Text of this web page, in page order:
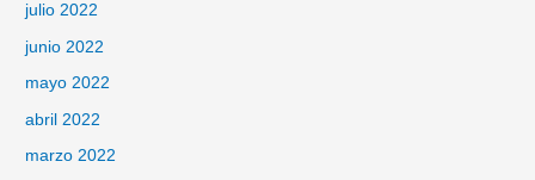
julio 2022
junio 2022
mayo 2022
abril 2022
marzo 2022